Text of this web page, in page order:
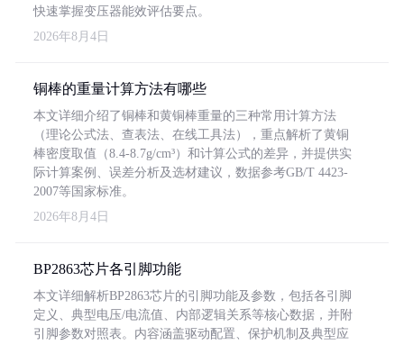
快速掌握变压器能效评估要点。
2026年8月4日
铜棒的重量计算方法有哪些
本文详细介绍了铜棒和黄铜棒重量的三种常用计算方法
（理论公式法、查表法、在线工具法），重点解析了黄铜
棒密度取值（8.4-8.7g/cm³）和计算公式的差异，并提供实
际计算案例、误差分析及选材建议，数据参考GB/T 4423-
2007等国家标准。
2026年8月4日
BP2863芯片各引脚功能
本文详细解析BP2863芯片的引脚功能及参数，包括各引脚
定义、典型电压/电流值、内部逻辑关系等核心数据，并附
引脚参数对照表。内容涵盖驱动配置、保护机制及典型应